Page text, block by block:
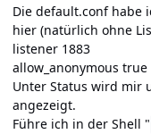
Die default.conf habe
hier (natürlich ohne
listener 1883
allow_anonymous true
Unter Status wird mir
angezeigt.
Führe ich in der Shell "